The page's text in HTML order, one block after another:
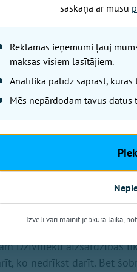
«Progresīvo» teiktajā.»
Vienotība»):
Krievijas agresija nav
un es esmu
kanādieši tagad dara,
vēl vairāk sargājam mūsu
ne tikai austrumu flangu,
līdēji, un tie jau ir
un Saeimā sēdošie
saraksts»):
Dzīvnieku aizsardzības
ko nedrīkst darīt. Bet
saskaņā ar mūsu
Reklāmas ieņēmumi ļauj
maksas visiem lasītājiem.
Analītika palīdz saprast, kuras
Mēs nepārdodam tavus datus
Izvēli vari mainīt jebkurā laikā,